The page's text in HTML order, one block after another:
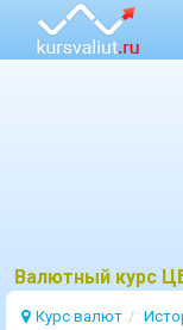
Bалютный курс
Курс валют